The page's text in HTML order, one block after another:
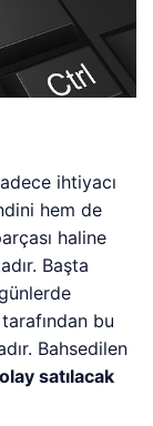
ihtiyacı
hem de
haline
Başta
bu
Bahsedilen
satılacak